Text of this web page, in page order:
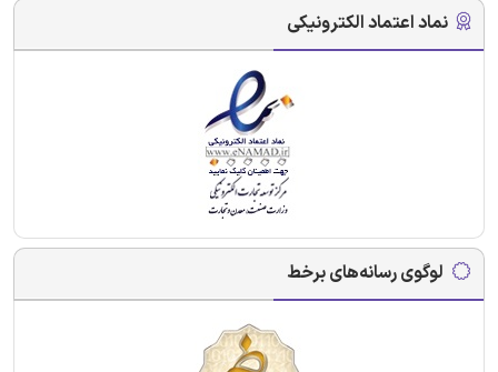
نماد اعتماد الکترونیکی
لوگوی رسانه‌های برخط